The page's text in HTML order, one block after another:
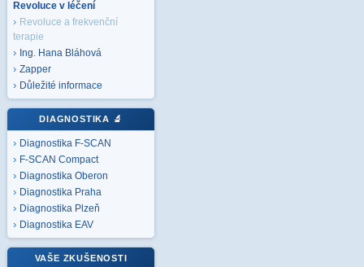
Revoluce v léčení
Revoluce a frekvenční
terapie
Ing. Hana Bláhová
Zapper
Důležité informace
DIAGNOSTIKA 🔬
Diagnostika F-SCAN
F-SCAN Compact
Diagnostika Oberon
Diagnostika Praha
Diagnostika Plzeň
Diagnostika EAV
VAŠE ZKUŠENOSTI